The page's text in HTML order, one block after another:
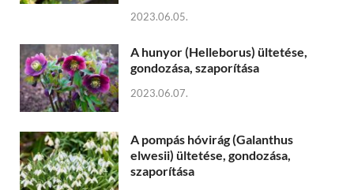
2023.06.05.
A hunyor (Helleborus) ültetése,
gondozása, szaporítása
2023.06.07.
A pompás hóvirág (Galanthus
elwesii) ültetése, gondozása,
szaporítása